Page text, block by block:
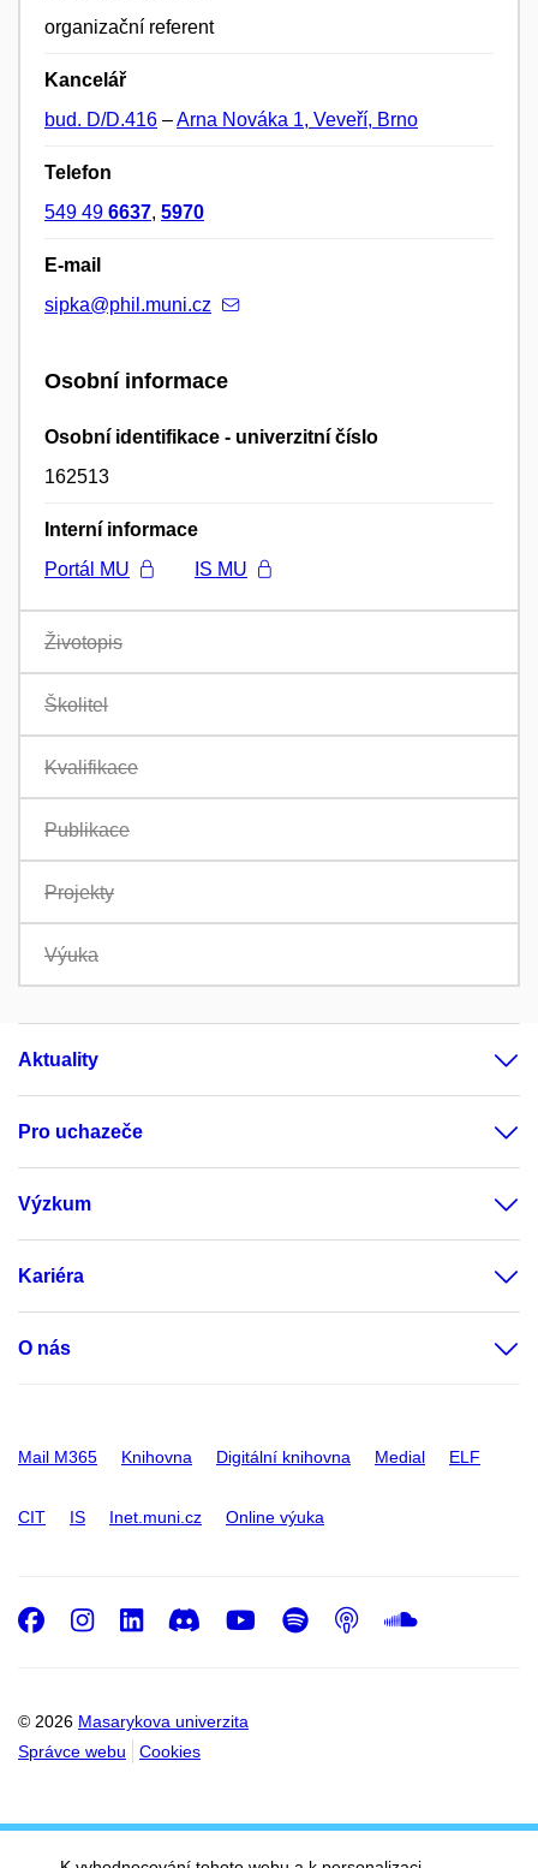
organizační referent
Kancelář
bud. D/D.416 –Arna Nováka 1, Veveří, Brno
Telefon
549 49 6637, 5970
E-mail
sipka@phil.muni.cz
Osobní informace
Osobní identifikace - univerzitní číslo
162513
Interní informace
Portál MU
IS MU
Životopis
Školitel
Kvalifikace
Publikace
Projekty
Výuka
Aktuality
Pro uchazeče
Výzkum
Kariéra
O nás
Mail M365 Knihovna Digitální knihovna Medial ELF
CIT IS Inet.muni.cz Online výuka
© 2026 Masarykova univerzita
Správce webu
Cookies
Facebook
Instagram
LinkedIn
DiscordYoutube
Spotify
Podcast